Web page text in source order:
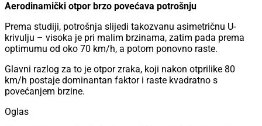
Aerodinamički otpor brzo povećava potrošnju
Prema studiji, potrošnja slijedi takozvanu asimetričnu U-
krivulju – visoka je pri malim brzinama, zatim pada prema
optimumu od oko 70 km/h, a potom ponovno raste.
Glavni razlog za to je otpor zraka, koji nakon otprilike 80
km/h postaje dominantan faktor i raste kvadratno s
povećanjem brzine.
Oglas